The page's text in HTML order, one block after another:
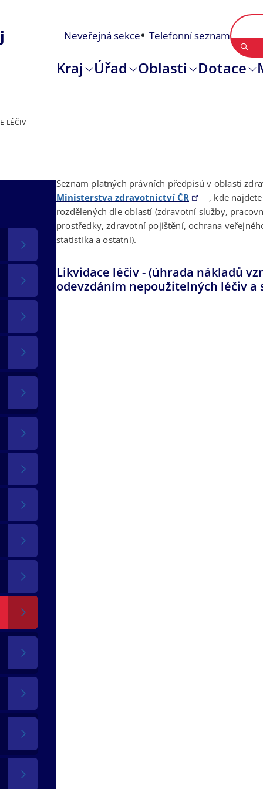
Neveřejná sekce Telefonní seznam
Kraj Úřad Oblasti Dotace
LÉČIV
Seznam platných právních předpisů v oblasti
Ministerstva zdravotnictví ČR
, kde
rozdělených dle oblastí (zdravotní služby,
prostředky, zdravotní pojištění, ochrana
statistika a ostatní).
Likvidace léčiv - (úhrada nákladů
odevzdáním nepoužitelných léčiv